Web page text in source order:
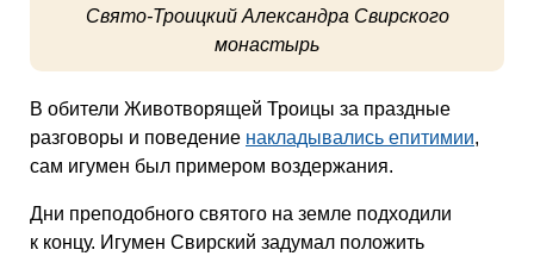
Свято-Троицкий Александра Свирского
монастырь
В обители Животворящей Троицы за праздные
разговоры и поведение накладывались епитимии,
сам игумен был примером воздержания.
Дни преподобного святого на земле подходили
к концу. Игумен Свирский задумал положить